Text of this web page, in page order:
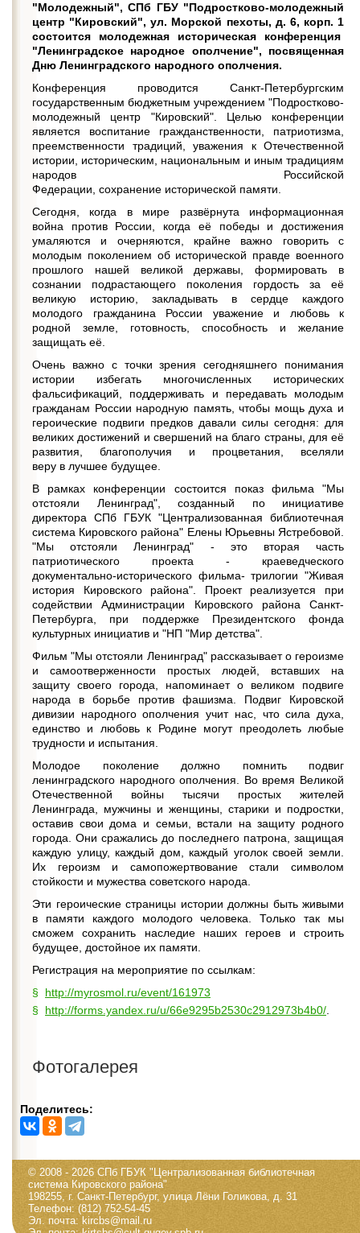
"Молодежный", СПб ГБУ "Подростково-молодежный
центр "Кировский", ул. Морской пехоты, д. 6, корп. 1
состоится молодежная историческая конференция
"Ленинградское народное ополчение", посвященная
Дню Ленинградского народного ополчения.
Конференция проводится Санкт-Петербургским
государственным бюджетным учреждением "Подростково-
молодежный центр "Кировский". Целью конференции
является воспитание гражданственности, патриотизма,
преемственности традиций, уважения к Отечественной
истории, историческим, национальным и иным традициям
народов Российской
Федерации, сохранение исторической памяти.
Сегодня, когда в мире развёрнута информационная
война против России, когда её победы и достижения
умаляются и очерняются, крайне важно говорить с
молодым поколением об исторической правде военного
прошлого нашей великой державы, формировать в
сознании подрастающего поколения гордость за её
великую историю, закладывать в сердце каждого
молодого гражданина России уважение и любовь к
родной земле, готовность, способность и желание
защищать её.
Очень важно с точки зрения сегодняшнего понимания
истории избегать многочисленных исторических
фальсификаций, поддерживать и передавать молодым
гражданам России народную память, чтобы мощь духа и
героические подвиги предков давали силы сегодня: для
великих достижений и свершений на благо страны, для её
развития, благополучия и процветания, вселяли
веру в лучшее будущее.
В рамках конференции состоится показ фильма "Мы
отстояли Ленинград", созданный по инициативе
директора СПб ГБУК "Централизованная библиотечная
система Кировского района" Елены Юрьевны Ястребовой.
"Мы отстояли Ленинград" - это вторая часть
патриотического проекта - краеведческого
документально-исторического фильма- трилогии "Живая
история Кировского района". Проект реализуется при
содействии Администрации Кировского района Санкт-
Петербурга, при поддержке Президентского фонда
культурных инициатив и "НП "Мир детства".
Фильм "Мы отстояли Ленинград" рассказывает о героизме
и самоотверженности простых людей, вставших на
защиту своего города, напоминает о великом подвиге
народа в борьбе против фашизма. Подвиг Кировской
дивизии народного ополчения учит нас, что сила духа,
единство и любовь к Родине могут преодолеть любые
трудности и испытания.
Молодое поколение должно помнить подвиг
ленинградского народного ополчения. Во время Великой
Отечественной войны тысячи простых жителей
Ленинграда, мужчины и женщины, старики и подростки,
оставив свои дома и семьи, встали на защиту родного
города. Они сражались до последнего патрона, защищая
каждую улицу, каждый дом, каждый уголок своей земли.
Их героизм и самопожертвование стали символом
стойкости и мужества советского народа.
Эти героические страницы истории должны быть живыми
в памяти каждого молодого человека. Только так мы
сможем сохранить наследие наших героев и строить
будущее, достойное их памяти.
Регистрация на мероприятие по ссылкам:
http://myrosmol.ru/event/161973
http://forms.yandex.ru/u/66e9295b2530c2912973b4b0/
Фотогалерея
Поделитесь:
© 2008 - 2026 СПб ГБУК "Централизованная библиотечная
система Кировского района"
198255, г. Санкт-Петербург, улица Лёни Голикова, д. 31
Телефон: (812) 752-54-45
Эл. почта: kircbs@mail.ru